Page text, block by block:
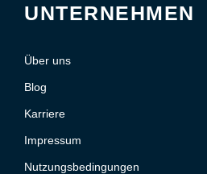
UNTERNEHMEN
Über uns
Blog
Karriere
Impressum
Nutzungsbedingungen